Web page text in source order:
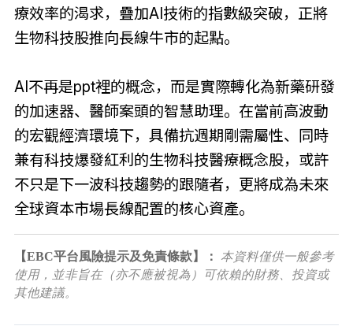
療效率的渴求，疊加AI技術的指數級突破，正將
生物科技股推向長線牛市的起點。
AI不再是ppt裡的概念，而是實際轉化為新藥研發
的加速器、醫師案頭的智慧助理。在當前高波動
的宏觀經濟環境下，具備抗週期剛需屬性、同時
兼有科技爆發紅利的生物科技醫療概念股，或許
不只是下一波科技趨勢的跟隨者，更將成為未來
全球資本市場長線配置的核心資產。
【EBC平台風險提示及免責條款】：
本資料僅供一般參考
使用，並非旨在（亦不應被視為）可依賴的財務、投資或
其他建議。